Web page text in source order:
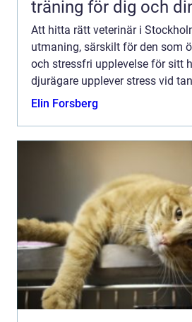
träning för dig och
Att hitta rätt veterinär i
utmaning, särskilt för den som
och stressfri upplevelse för sitt
djurägare upplever stress vid
transportera ...
Elin Forsberg